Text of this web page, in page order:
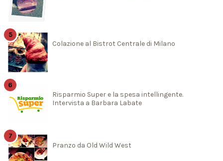
Colazione al Bistrot Centrale di Milano
Risparmio Super e la spesa intellingente.
Intervista a Barbara Labate
Pranzo da Old Wild West